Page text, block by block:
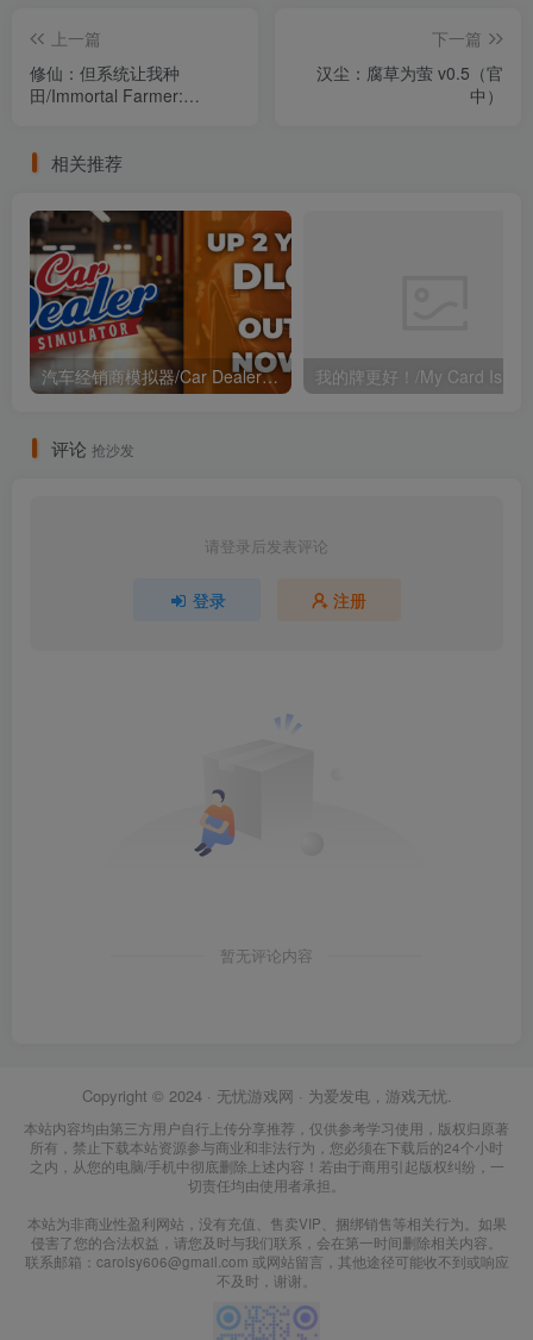
上一篇
修仙：但系统让我种
田/Immortal Farmer:
下一篇
汉尘：腐草为萤 v0.5（官
中）
相关推荐
汽车经销商模拟器/Car Dealer Simulator v1.0.0.5272（官中）
评论 抢沙发
请登录后发表评论
登录 注册
暂无评论内容
Copyright © 2024 · 无忧游戏网 · 为爱发电，游戏无忧.
本站内容均由第三方用户自行上传分享推荐，仅供参考学习使用，版权归原著
所有，禁止下载本站资源参与商业和非法行为，您必须在下载后的24个小时
之内，从您的电脑/手机中彻底删除上述内容！若由于商用引起版权纠纷，一
切责任均由使用者承担。
本站为非商业性盈利网站，没有充值、售卖VIP、捆绑销售等相关行为。如果
侵害了您的合法权益，请您及时与我们联系，会在第一时间删除相关内容。
联系邮箱：carolsy606@gmail.com 或网站留言，其他途径可能收不到或响应
不及时，谢谢。